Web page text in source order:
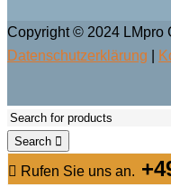
Copyright © 2024 LMpro
Datenschutzerklärung
Search
Rufen Sie uns an.